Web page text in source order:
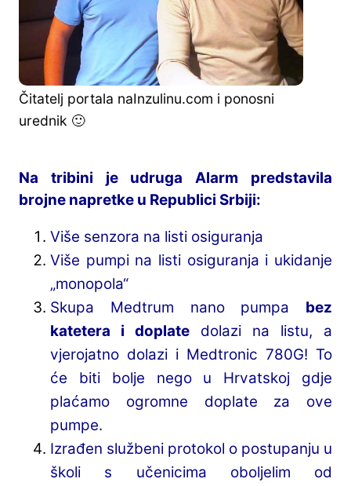
Čitatelj portala naInzulinu.com i ponosni
urednik 🙂
Na tribini je udruga Alarm predstavila
brojne napretke u Republici Srbiji:
Više senzora na listi osiguranja
Više pumpi na listi osiguranja i ukidanje
„monopola“
Skupa Medtrum nano pumpa bez
katetera i doplate dolazi na listu, a
vjerojatno dolazi i Medtronic 780G! To
će biti bolje nego u Hrvatskoj gdje
plaćamo ogromne doplate za ove
pumpe.
Izrađen službeni protokol o postupanju u
školi s učenicima oboljelim od